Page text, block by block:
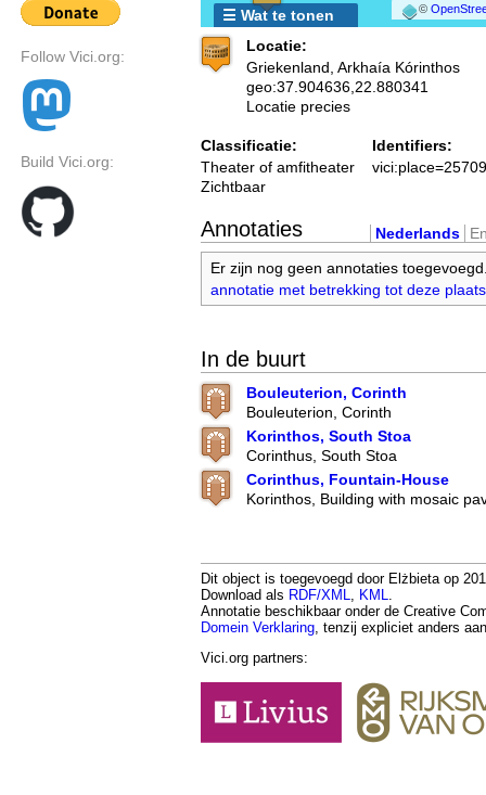
Follow Vici.org:
Build Vici.org:
©
☰ Wat te tonen
Locatie:
Griekenland, Arkhaía Kórinthos
geo:37.904636,22.880341
Locatie precies
Classificatie:
Theater of amfitheater
Zichtbaar
Identifiers:
vici:place=25709
Annotaties Nederlands
Er zijn nog geen annotaties
annotatie met betrekking tot deze
In de buurt
Bouleuterion, Corinth
Bouleuterion, Corinth
Korinthos, South Stoa
Corinthus, South Stoa
Corinthus, Fountain-House
Korinthos, Building with mosaic
Dit object is toegevoegd door Elżbieta op
Download als RDF/XML, KML.
Annotatie beschikbaar onder de Creative
Domein Verklaring, tenzij expliciet anders
Vici.org partners: